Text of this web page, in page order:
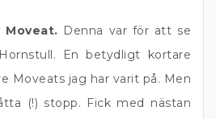
Moveat. Denna var för att se
En betydligt kortare
Moveats jag har varit på. Men
(!) stopp. Fick med nästan